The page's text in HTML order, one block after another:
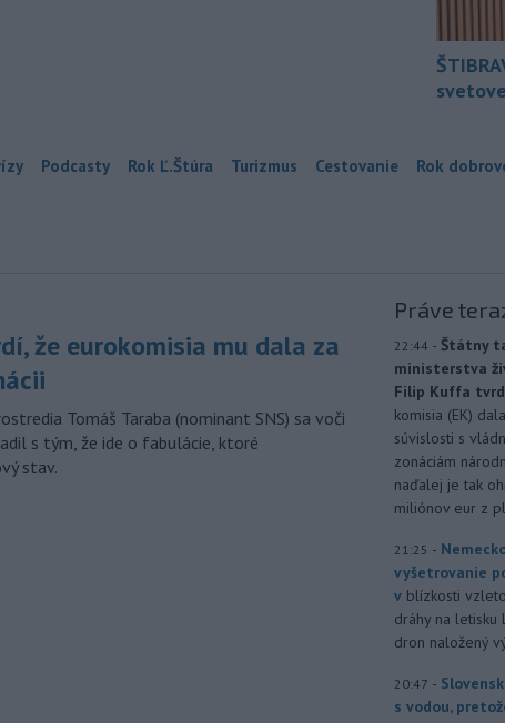
Podcasty Rok Ľ.Štúra Turizmus Cestovanie Rok
že eurokomisia mu dala za
Tomáš Taraba (nominant SNS) sa voči
s tým, že ide o fabulácie, ktoré
stav.
Práve
22:44 - Štátny
ministerstva
Filip Kuffa
komisia (EK)
súvislosti s
zonáciám
naďalej je tak
miliónov eur z
21:25 -
vyšetrovanie
v blízkosti
dráhy na letisku
dron naložený
20:47 -
s vodou,